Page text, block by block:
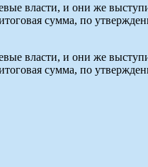
власти, и они же
сумма, по
власти, и они же
сумма, по